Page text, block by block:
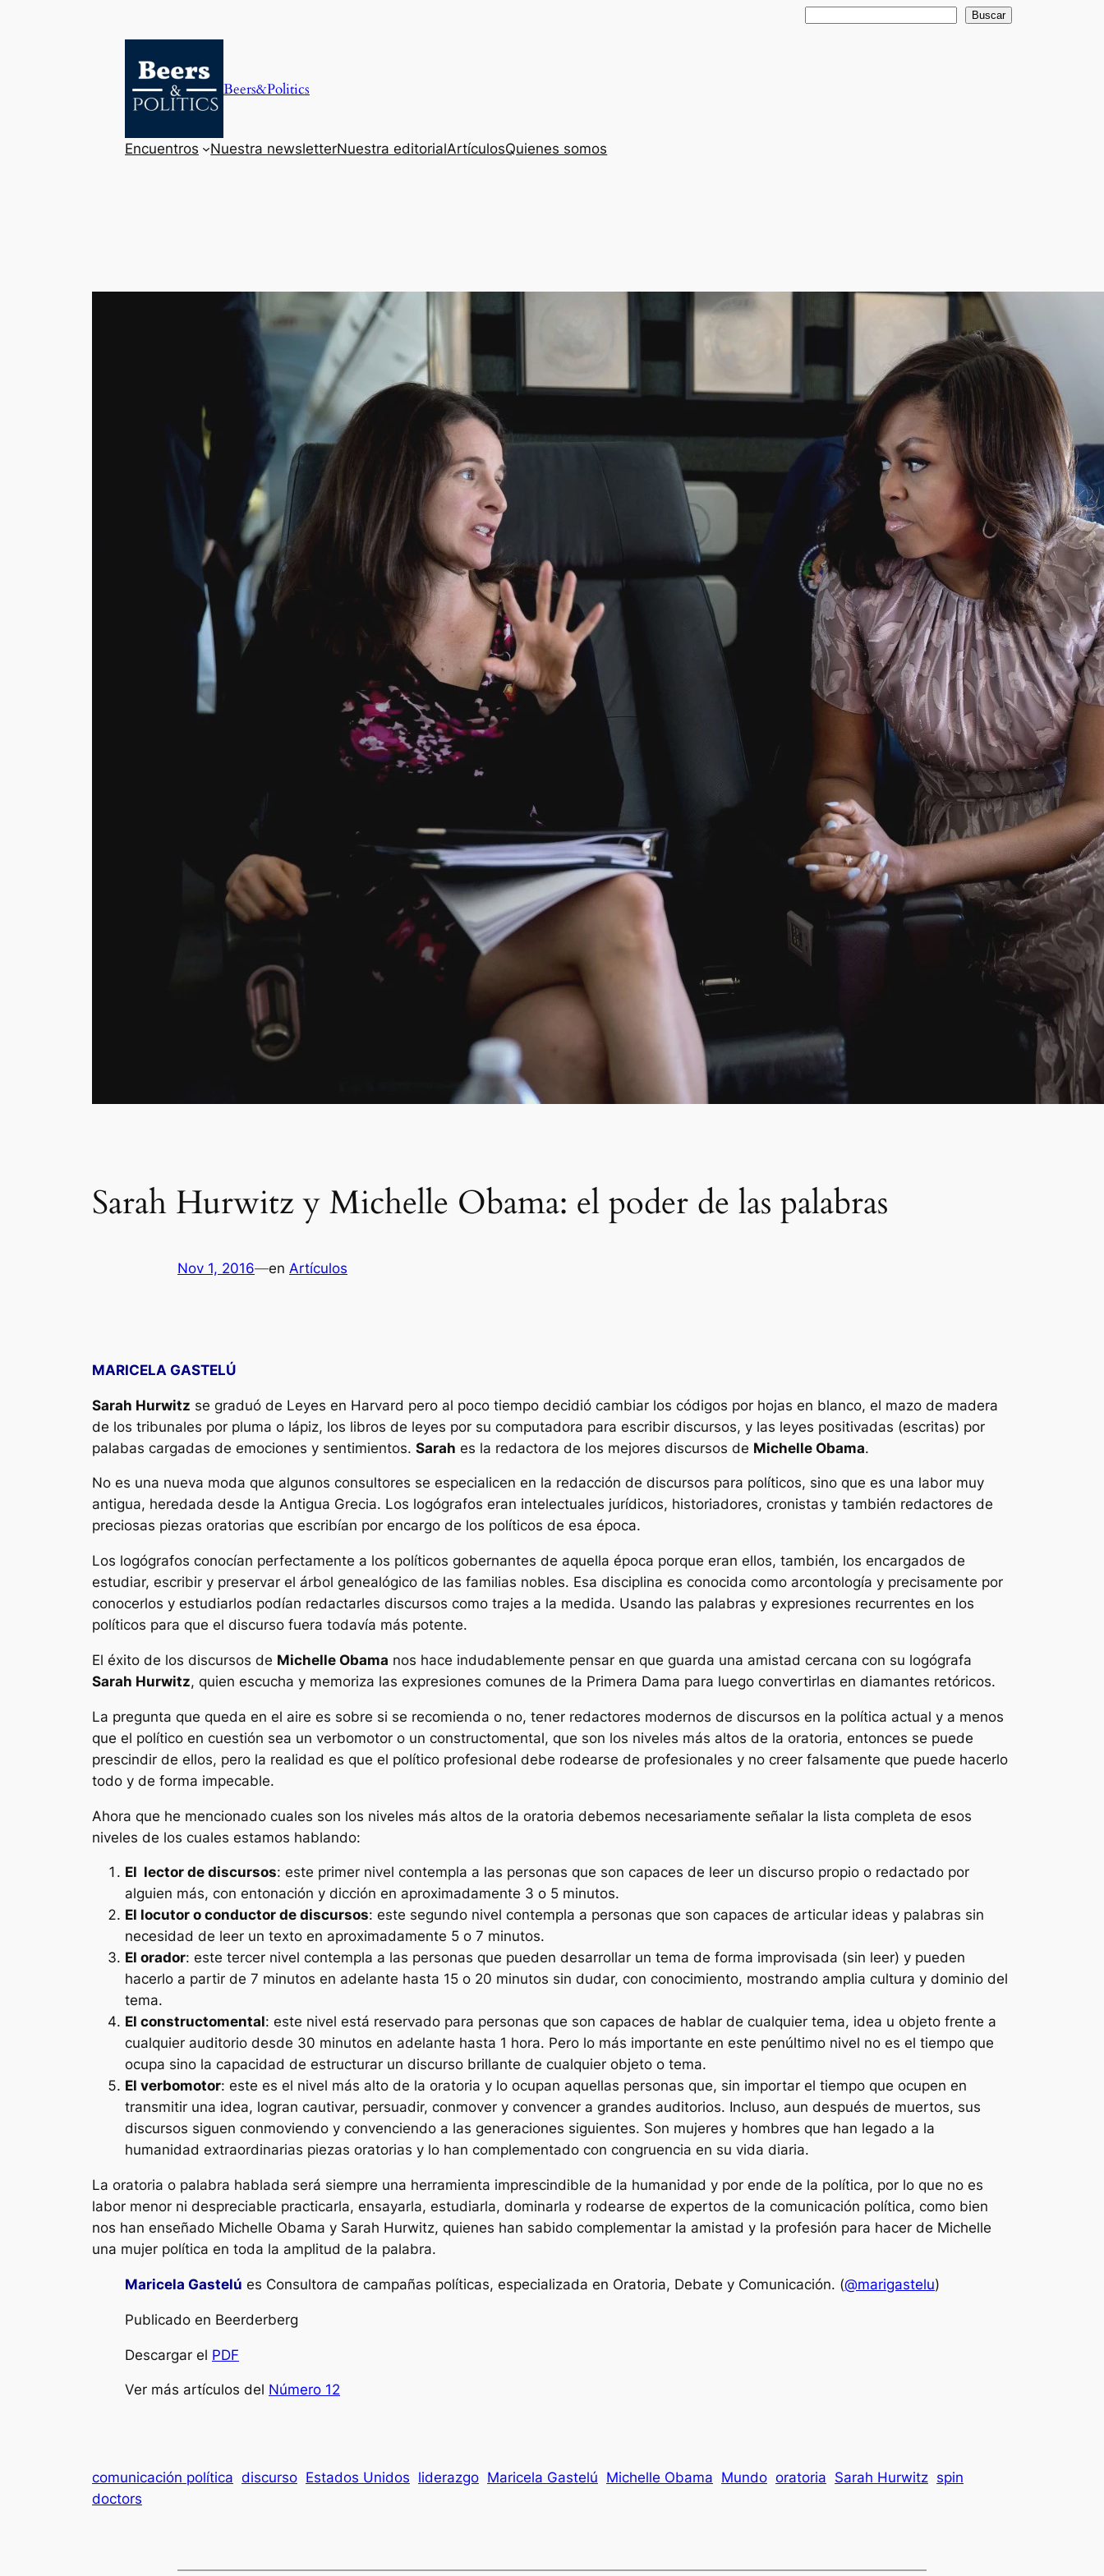
Buscar
Beers&Politics
Encuentros Nuestra newsletterNuestra editorialArtículosQuienes somos
Sarah Hurwitz y Michelle Obama: el poder de las palabras
Nov 1, 2016—en Artículos
MARICELA GASTELÚ
Sarah Hurwitz se graduó de Leyes en Harvard pero al poco tiempo decidió cambiar los códigos por hojas en blanco, el mazo de madera
de los tribunales por pluma o lápiz, los libros de leyes por su computadora para escribir discursos, y las leyes positivadas (escritas) por
palabas cargadas de emociones y sentimientos. Sarah es la redactora de los mejores discursos de Michelle Obama.
No es una nueva moda que algunos consultores se especialicen en la redacción de discursos para políticos, sino que es una labor muy
antigua, heredada desde la Antigua Grecia. Los logógrafos eran intelectuales jurídicos, historiadores, cronistas y también redactores de
preciosas piezas oratorias que escribían por encargo de los políticos de esa época.
Los logógrafos conocían perfectamente a los políticos gobernantes de aquella época porque eran ellos, también, los encargados de
estudiar, escribir y preservar el árbol genealógico de las familias nobles. Esa disciplina es conocida como arcontología y precisamente por
conocerlos y estudiarlos podían redactarles discursos como trajes a la medida. Usando las palabras y expresiones recurrentes en los
políticos para que el discurso fuera todavía más potente.
El éxito de los discursos de Michelle Obama nos hace indudablemente pensar en que guarda una amistad cercana con su logógrafa
Sarah Hurwitz, quien escucha y memoriza las expresiones comunes de la Primera Dama para luego convertirlas en diamantes retóricos.
La pregunta que queda en el aire es sobre si se recomienda o no, tener redactores modernos de discursos en la política actual y a menos
que el político en cuestión sea un verbomotor o un constructomental, que son los niveles más altos de la oratoria, entonces se puede
prescindir de ellos, pero la realidad es que el político profesional debe rodearse de profesionales y no creer falsamente que puede hacerlo
todo y de forma impecable.
Ahora que he mencionado cuales son los niveles más altos de la oratoria debemos necesariamente señalar la lista completa de esos
niveles de los cuales estamos hablando:
El lector de discursos: este primer nivel contempla a las personas que son capaces de leer un discurso propio o redactado por
alguien más, con entonación y dicción en aproximadamente 3 o 5 minutos.
El locutor o conductor de discursos: este segundo nivel contempla a personas que son capaces de articular ideas y palabras sin
necesidad de leer un texto en aproximadamente 5 o 7 minutos.
El orador: este tercer nivel contempla a las personas que pueden desarrollar un tema de forma improvisada (sin leer) y pueden
hacerlo a partir de 7 minutos en adelante hasta 15 o 20 minutos sin dudar, con conocimiento, mostrando amplia cultura y dominio del
tema.
El constructomental: este nivel está reservado para personas que son capaces de hablar de cualquier tema, idea u objeto frente a
cualquier auditorio desde 30 minutos en adelante hasta 1 hora. Pero lo más importante en este penúltimo nivel no es el tiempo que
ocupa sino la capacidad de estructurar un discurso brillante de cualquier objeto o tema.
El verbomotor: este es el nivel más alto de la oratoria y lo ocupan aquellas personas que, sin importar el tiempo que ocupen en
transmitir una idea, logran cautivar, persuadir, conmover y convencer a grandes auditorios. Incluso, aun después de muertos, sus
discursos siguen conmoviendo y convenciendo a las generaciones siguientes. Son mujeres y hombres que han legado a la
humanidad extraordinarias piezas oratorias y lo han complementado con congruencia en su vida diaria.
La oratoria o palabra hablada será siempre una herramienta imprescindible de la humanidad y por ende de la política, por lo que no es
labor menor ni despreciable practicarla, ensayarla, estudiarla, dominarla y rodearse de expertos de la comunicación política, como bien
nos han enseñado Michelle Obama y Sarah Hurwitz, quienes han sabido complementar la amistad y la profesión para hacer de Michelle
una mujer política en toda la amplitud de la palabra.
Maricela Gastelú es Consultora de campañas políticas, especializada en Oratoria, Debate y Comunicación. (@marigastelu)
Publicado en Beerderberg
Descargar el PDF
Ver más artículos del Número 12
comunicación política discurso Estados Unidos liderazgo Maricela Gastelú Michelle Obama Mundo oratoria Sarah Hurwitz spin
doctors